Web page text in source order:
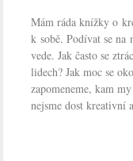
Mám ráda knížky o
k sobě. Podívat se
vede. Jak často se
lidech? Jak moc se
zapomeneme, kam
nejsme dost kreativní